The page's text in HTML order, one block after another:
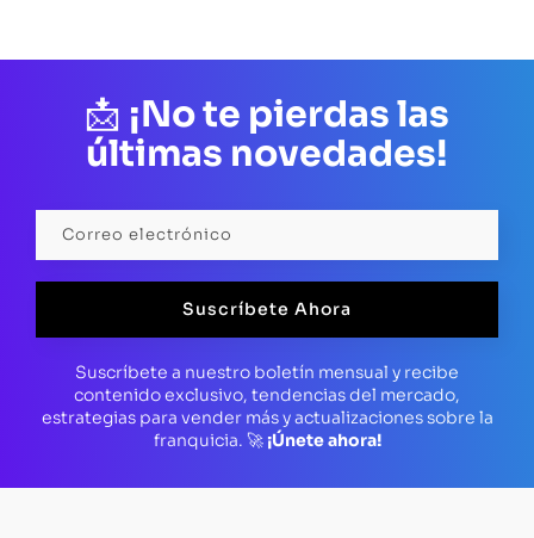
📩 ¡No te pierdas las
últimas novedades!
Suscríbete Ahora
Suscríbete a nuestro boletín mensual y recibe
contenido exclusivo, tendencias del mercado,
estrategias para vender más y actualizaciones sobre la
franquicia. 🚀 ¡Únete ahora!